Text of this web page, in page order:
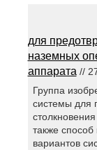
для
наземных
аппарата //
Группа
системы для
также
вариантов